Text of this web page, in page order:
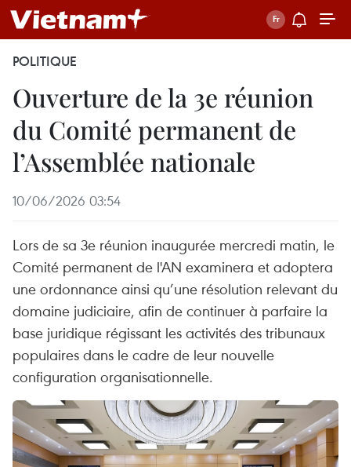
POLITIQUE
Ouverture de la 3e réunion
du Comité permanent de
l’Assemblée nationale
10/06/2026 03:54
Lors de sa 3e réunion inaugurée mercredi matin, le
Comité permanent de l'AN examinera et adoptera
une ordonnance ainsi qu’une résolution relevant du
domaine judiciaire, afin de continuer à parfaire la
base juridique régissant les activités des tribunaux
populaires dans le cadre de leur nouvelle
configuration organisationnelle.